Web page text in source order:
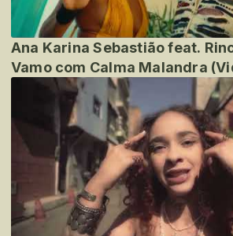
Ana Karina Sebastião feat.
Vamo com Calma Malandra